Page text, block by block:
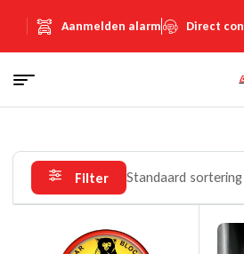
Aanmelden alarm Direct
Filter Standaard sortering